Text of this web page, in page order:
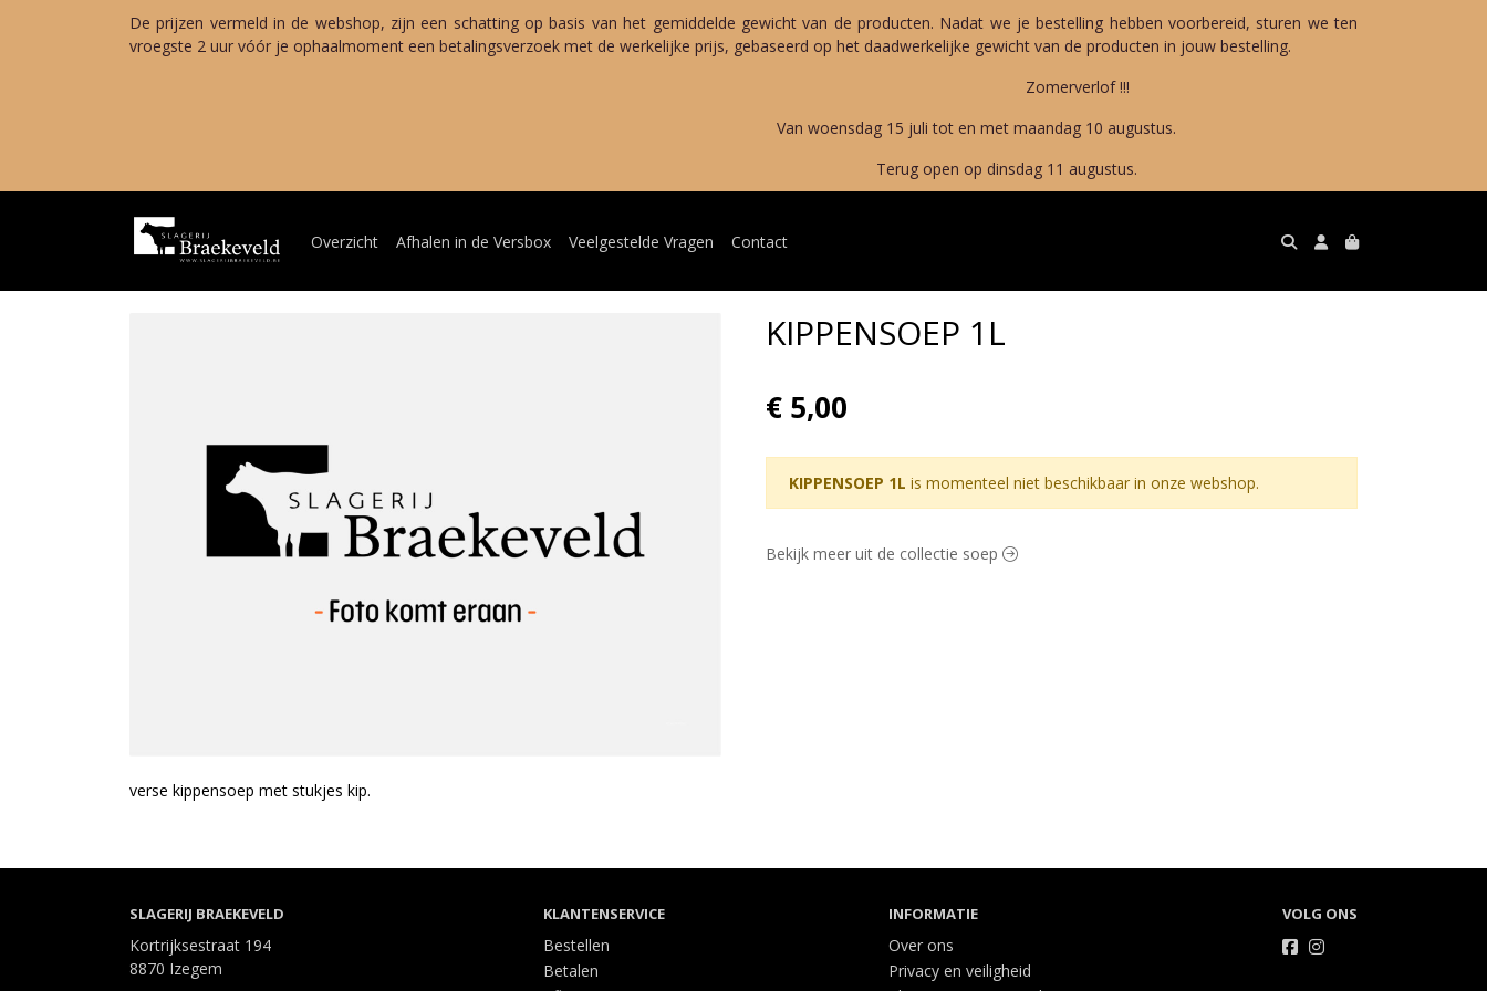
De prijzen vermeld in de webshop, zijn een schatting op basis van het gemiddelde gewicht van de producten. Nadat we je bestelling hebben voorbereid, sturen we ten
vroegste 2 uur vóór je ophaalmoment een betalingsverzoek met de werkelijke prijs, gebaseerd op het daadwerkelijke gewicht van de producten in jouw bestelling.
Zomerverlof !!!
Van woensdag 15 juli tot en met maandag 10 augustus.
Terug open op dinsdag 11 augustus.
Overzicht Afhalen in de Versbox Veelgestelde Vragen Contact
verse kippensoep met stukjes kip.
KIPPENSOEP 1L
€ 5,00
KIPPENSOEP 1L is momenteel niet beschikbaar in onze webshop.
Bekijk meer uit de collectie soep
SLAGERIJ BRAEKEVELD
Kortrijksestraat 194
8870 Izegem
KLANTENSERVICE
Bestellen
Betalen
INFORMATIE
Over ons
Privacy en veiligheid
VOLG ONS